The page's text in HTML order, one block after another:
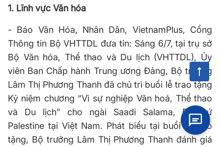
1. Lĩnh vực Văn hóa
- Báo Văn Hóa, Nhân Dân, VietnamPlus, Cổng
Thông tin Bộ VHTTDL đưa tin: Sáng 6/7, tại trụ sở
Bộ Văn hóa, Thể thao và Du lịch (VHTTDL), Ủy
viên Ban Chấp hành Trung ương Đảng, Bộ trưởng
Lâm Thị Phương Thanh đã chủ trì buổi lễ trao tặng
Kỷ niệm chương “Vì sự nghiệp Văn hoá, Thể thao
và Du lịch” cho ngài Saadi Salama, Đại sứ
Palestine tại Việt Nam. Phát biểu tại buổi lễ trao
tặng, Bộ trưởng Lâm Thị Phương Thanh đánh giá